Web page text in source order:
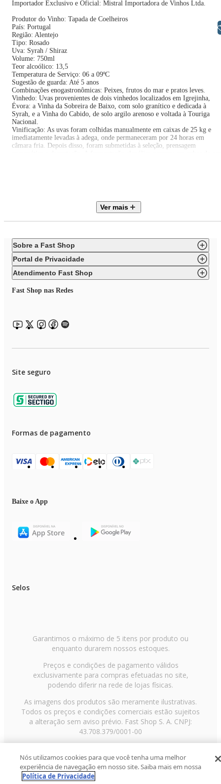
Importador Exclusivo e Oficial: Mistral Importadora de Vinhos Ltda.
Produtor do Vinho: Tapada de Coelheiros
País: Portugal
Região: Alentejo
Tipo: Rosado
Uva: Syrah / Shiraz
Volume: 750ml
Teor alcoólico: 13,5
Temperatura de Serviço: 06 a 09ºC
Sugestão de guarda: Até 5 anos
Combinações enogastronômicas: Peixes, frutos do mar e pratos leves.
Vinhedo: Uvas provenientes de dois vinhedos localizados em Igrejinha,
Évora: a Vinha da Sobreira de Baixo, com solo granítico e dedicada à
Syrah, e a Vinha do Cabido, de solo argilo arenoso e voltada à Touriga
Nacional.
Vinificação: As uvas foram colhidas manualmente em caixas de 25 kg e
imediatamente levadas à adega, onde permaneceram por 24 horas em
câmara fria. Depois disso, foram submetidas à seleção, prensagem
Pontuado por Decanter em 2023: 92
Ver mais
Sobre a Fast Shop
Portal de Privacidade
Atendimento Fast Shop
Fast Shop nas Redes
Site seguro
Formas de pagamento
Baixe o App
Selos
Garantimos o máximo de 5 itens por produto ou
enquanto durarem nossos estoques.
Preços e condições de pagamento válidos
exclusivamente para compras efetuadas no site,
podendo diferir na rede de lojas físicas.
As imagens dos produtos são meramente ilustrativas.
Todos os preços e condições comerciais estão sujeitos
a alteração sem aviso prévio. Fast Shop S. A. CNPJ:
43.708.379/0001-00
Paulo/SP, CEP 02029-001, Telefone: 11 3003-3728 ©
2013 Fast Shop - Todos os direitos reservadosRF
Nós utilizamos cookies para que você tenha uma melhor
experiência de navegação em nosso site. Saiba mais em nossa
Política de Privacidade